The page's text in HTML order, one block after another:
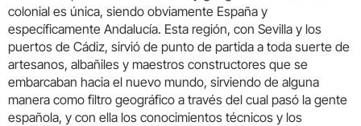
colonial es única, siendo obviamente España y
específicamente Andalucía. Esta región, con Sevilla y los
puertos de Cádiz, sirvió de punto de partida a toda suerte de
artesanos, albañiles y maestros constructores que se
embarcaban hacia el nuevo mundo, sirviendo de alguna
manera como filtro geográfico a través del cual pasó la gente
española, y con ella los conocimientos técnicos y los